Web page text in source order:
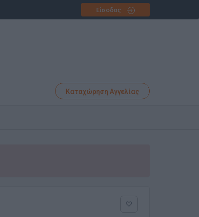
Είσοδος
Καταχώρηση Αγγελίας